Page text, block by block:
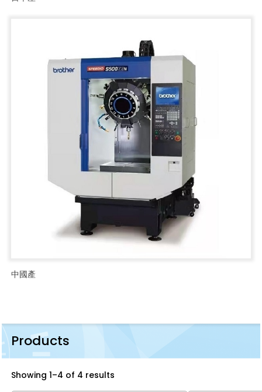
中國產
Products
Showing 1–4 of 4 results